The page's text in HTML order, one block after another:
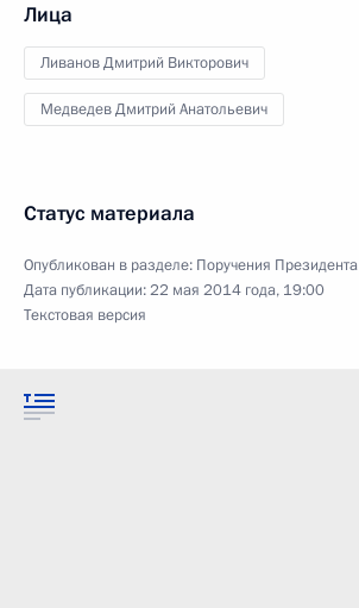
Лица
Ливанов Дмитрий Викторович
Медведев Дмитрий Анатольевич
Статус материала
Опубликован в разделе: Поручения Президента
Дата публикации:22 мая 2014 года, 19:00
Текстовая версия